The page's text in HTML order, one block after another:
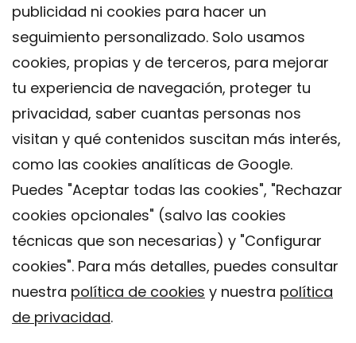
publicidad ni cookies para hacer un
seguimiento personalizado. Solo usamos
cookies, propias y de terceros, para mejorar
tu experiencia de navegación, proteger tu
privacidad, saber cuantas personas nos
visitan y qué contenidos suscitan más interés,
como las cookies analíticas de Google.
Puedes "Aceptar todas las cookies", "Rechazar
cookies opcionales" (salvo las cookies
técnicas que son necesarias) y "Configurar
cookies". Para más detalles, puedes consultar
nuestra política de cookies y nuestra política
de privacidad.
Contacto
Política de privacidad
Política de Cookies